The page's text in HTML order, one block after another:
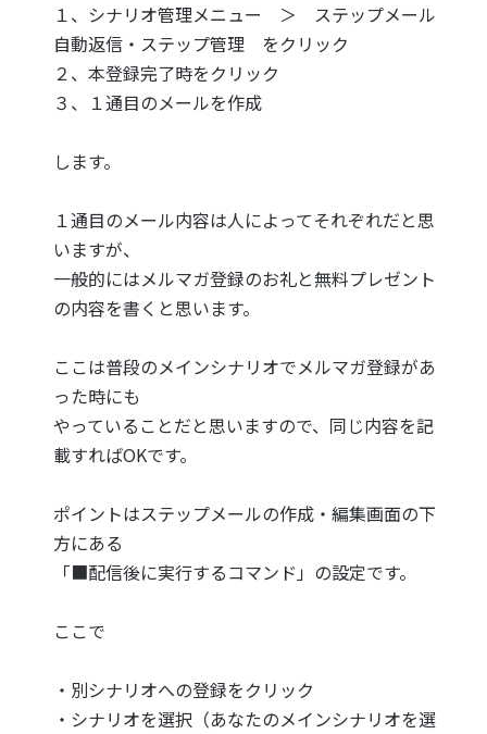
１、シナリオ管理メニュー ＞ ステップメール
自動返信・ステップ管理 をクリック
２、本登録完了時をクリック
３、１通目のメールを作成
します。
１通目のメール内容は人によってそれぞれだと思
いますが、
一般的にはメルマガ登録のお礼と無料プレゼント
の内容を書くと思います。
ここは普段のメインシナリオでメルマガ登録があ
った時にも
やっていることだと思いますので、同じ内容を記
載すればOKです。
ポイントはステップメールの作成・編集画面の下
方にある
「■配信後に実行するコマンド」の設定です。
ここで
・別シナリオへの登録をクリック
・シナリオを選択（あなたのメインシナリオを選